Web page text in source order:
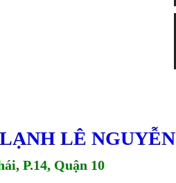
LÊ NGUYỄN
P.14, Quận 10